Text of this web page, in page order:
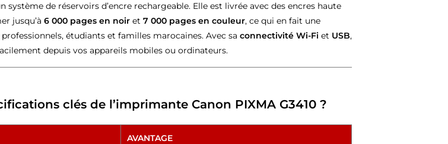
système de réservoirs d’encre rechargeable. Elle est livrée avec des encres haute
jusqu’à 6 000 pages en noir et 7 000 pages en couleur, ce qui en fait une
étudiants et familles marocaines. Avec sa connectivité Wi-Fi et USB,
depuis vos appareils mobiles ou ordinateurs.
clés de l’imprimante Canon PIXMA G3410 ?
AVANTAGE